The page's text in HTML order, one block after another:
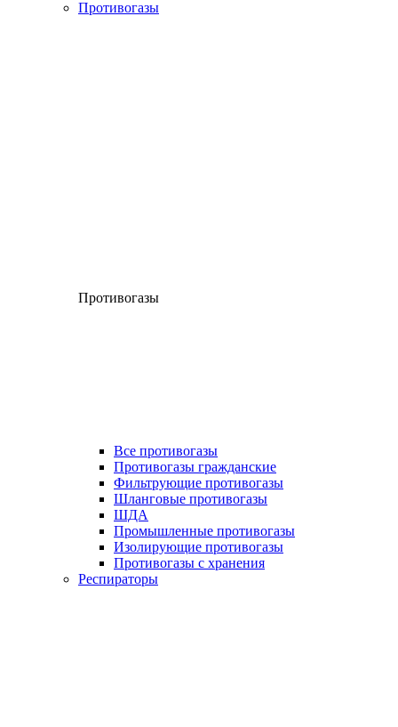
Противогазы
Противогазы
Все противогазы
Противогазы гражданские
Фильтрующие противогазы
Шланговые противогазы
ШДА
Промышленные противогазы
Изолирующие противогазы
Противогазы с хранения
Респираторы